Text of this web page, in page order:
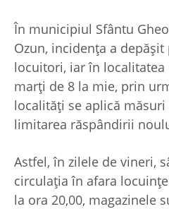
În municipiul Sfântu
Ozun, incidenţa a
locuitori, iar în localitatea
marţi de 8 la mie, prin
localităţi se aplică
limitarea răspândirii
Astfel, în zilele de vineri,
circulaţia în afara
la ora 20,00, magazinele